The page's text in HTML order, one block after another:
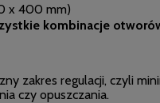
x 400 mm)
kombinacje
zakres regulacji, czyli
czy opuszczania.